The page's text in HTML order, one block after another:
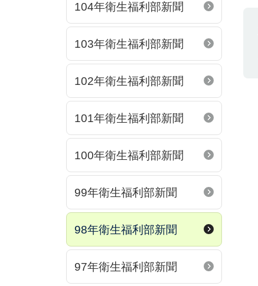
104年衛生福利部新聞
103年衛生福利部新聞
102年衛生福利部新聞
101年衛生福利部新聞
100年衛生福利部新聞
99年衛生福利部新聞
98年衛生福利部新聞
97年衛生福利部新聞